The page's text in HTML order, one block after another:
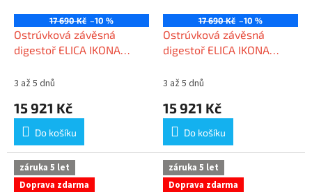
17 690 Kč –10 %
Ostrúvková závěsná
digestoř ELICA IKONA
3 až 5 dnů
15 921 Kč
Do košíku
17 690 Kč –10 %
Ostrúvková závěsná
digestoř ELICA IKONA
3 až 5 dnů
15 921 Kč
Do košíku
záruka 5 let
Doprava zdarma
záruka 5 let
Doprava zdarma